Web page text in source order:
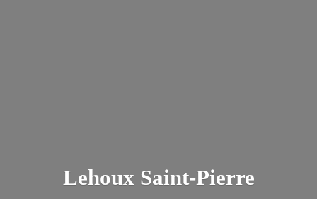
Lehoux Saint-Pierre